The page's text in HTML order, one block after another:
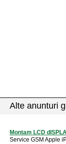
Alte anunturi
Montam LCD
Service GSM Apple